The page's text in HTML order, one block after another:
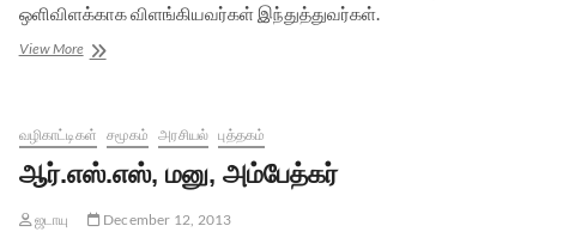
ஒளிவிளக்காக விளங்கியவர்கள் இந்துத்துவர்கள்.
View Moreஇந்துத்துவம்
வழிகாட்டிகள்
சமூகம் அரசியல் புத்தகம்
ஆர்.எஸ்.எஸ், மனு, அம்பேத்கர்
ஜடாயு
December 12, 2013